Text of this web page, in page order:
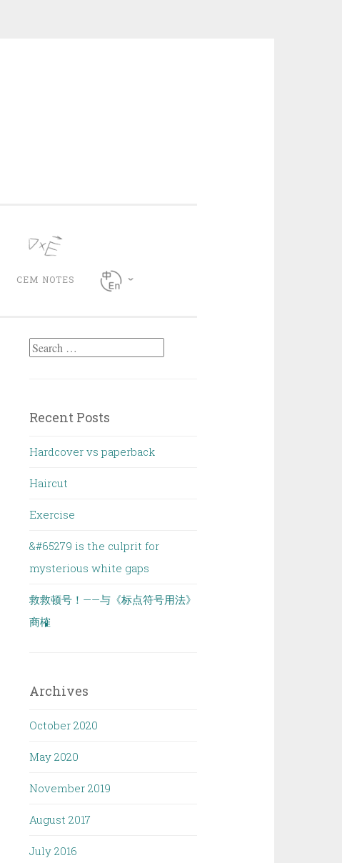
CEM NOTES
Search
Recent Posts
Hardcover vs paperback
Haircut
Exercise
&#65279 is the culprit for
mysterious white gaps
救救顿号！——与《标点符号用法》
商榷
Archives
October 2020
May 2020
November 2019
August 2017
July 2016